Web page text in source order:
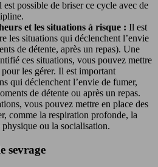
est possible de briser ce cycle avec de
et les situations à risque : Il est
les situations qui déclenchent l’envie
de détente, après un repas). Une
ces situations, vous pouvez mettre
pour les gérer. Il est important
qui déclenchent l’envie de fumer,
de détente ou après un repas.
vous pouvez mettre en place des
comme la respiration profonde, la
ou la socialisation.
sevrage